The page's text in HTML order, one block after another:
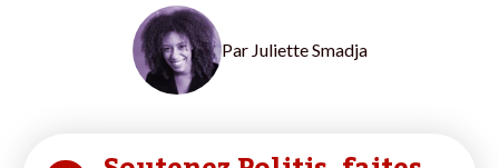
Par Juliette Smadja